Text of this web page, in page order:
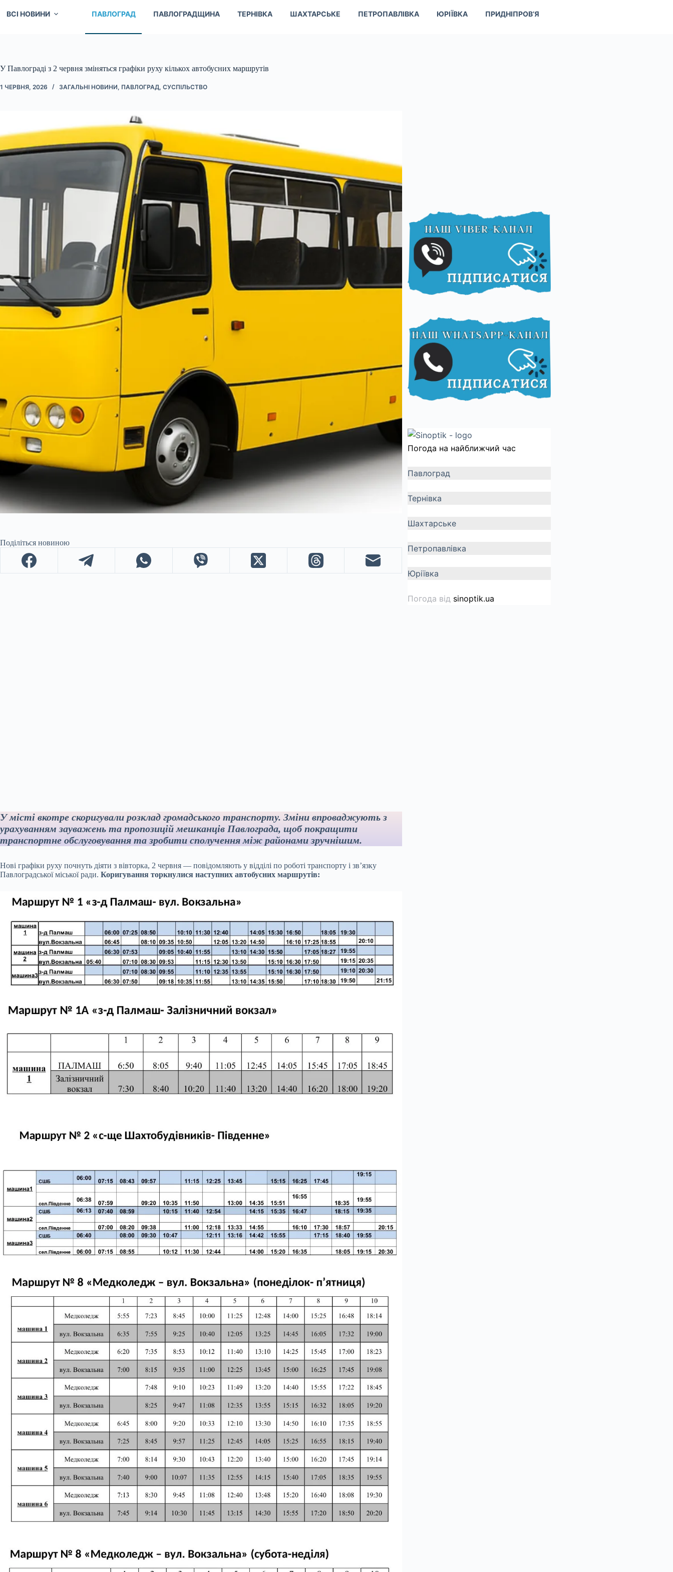
ВСІ НОВИНИ ПАВЛОГРАД ПАВЛОГРАДЩИНА ТЕРНІВКА ШАХТАРСЬКЕ ПЕТРОПАВЛІВКА ЮРІЇВКА ПРИДНІПРОВ’Я
У Павлограді з 2 червня зміняться графіки руху кількох автобусних маршрутів
1 ЧЕРВНЯ, 2026 ЗАГАЛЬНІ НОВИНИ, ПАВЛОГРАД, СУСПІЛЬСТВО
Поділіться новиною
У місті вкотре скоригували розклад громадського транспорту. Зміни впроваджують з
урахуванням зауважень та пропозицій мешканців Павлограда, щоб покращити
транспортне обслуговування та зробити сполучення між районами зручнішим.
Нові графіки руху почнуть діяти з вівторка, 2 червня — повідомляють у відділі по роботі транспорту і зв’язку
Павлоградської міської ради. Коригування торкнулися наступних автобусних маршрутів:
Погода на найближчий час
Павлоград
Тернівка
Шахтарське
Петропавлівка
Юріївка
Погода від sinoptik.ua